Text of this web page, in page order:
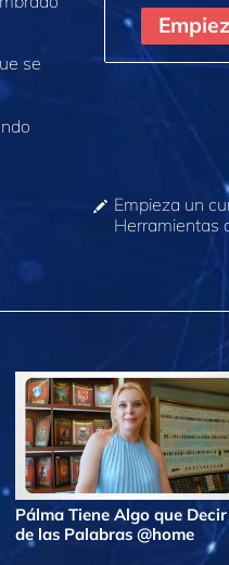
se
Empieza un
Herramientas
Pálma Tiene Algo que Decir
de las Palabras @home